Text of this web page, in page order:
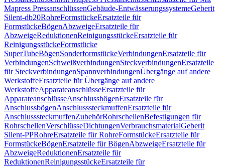
Mapress PressanschlüssenGebäude-EntwässerungssystemeGeberit
Silent-db20RohreFormstückeErsatzteile für
FormstückeBögenAbzweigeErsatzteile für
AbzweigeReduktionenReinigungsstückeErsatzteile für
ReinigungsstückeFormstücke
SuperTubeBögenSonderformstückeVerbindungenErsatzteile für
VerbindungenSchweißverbindungenSteckverbindungenErsatzteile
für SteckverbindungenSpannverbindungenÜbergänge auf andere
WerkstoffeErsatzteile für Übergänge auf andere
WerkstoffeApparateanschlüsseErsatzteile für
ApparateanschlüsseAnschlussbögenErsatzteile für
AnschlussbögenAnschlusssteckmuffenErsatzteile für
AnschlusssteckmuffenZubehörRohrschellenBefestigungen für
RohrschellenVerschlüsseDichtungenVerbrauchsmaterialGeberit
Silent-PPRohreErsatzteile für RohreFormstückeErsatzteile für
FormstückeBögenErsatzteile für BögenAbzweigeErsatzteile für
AbzweigeReduktionenErsatzteile für
ReduktionenReinigungsstückeErsatzteile für